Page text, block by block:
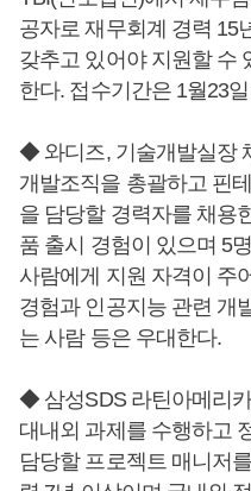
공자로 재무회계 경력 15
갖추고 있어야 지원할 수
한다. 접수기간은 1월23
◆ 와디즈, 기술개발실장
개발조직을 총괄하고 핀
을 담당할 경력자를 채용
품 출시 경험이 있으며 5
사람에게 지원 자격이 주
경험과 인공지능 관련 개
는 사람 등은 우대한다.
◆ 삼성SDS 라틴아메리
대내외 과제를 수행하고
담당할 프로젝트 매니저